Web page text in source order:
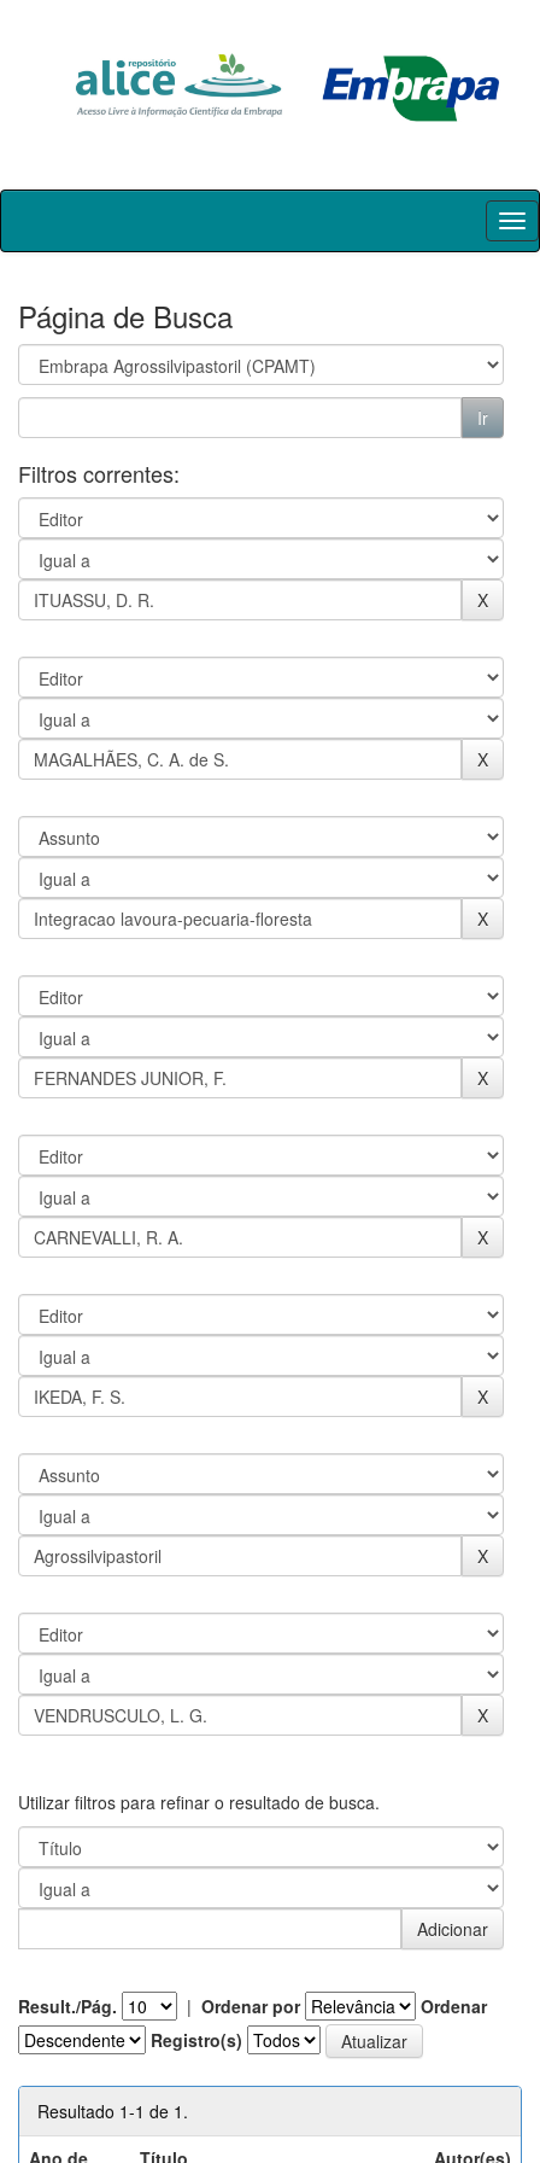
Skip
Página de Busca
Filtros correntes:
Utilizar filtros para refinar o resultado de busca.
Result./Pág. | Ordenar por
Ordenar
Registro(s)
Resultado 1-1 de 1.
Ano de
Título Autor(es)